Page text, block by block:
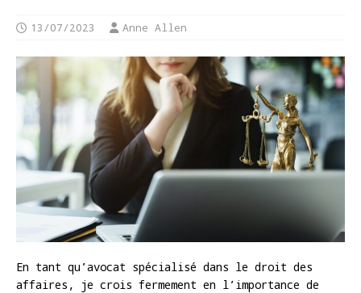
13/07/2023 Anne Allen
En tant qu’avocat spécialisé dans le droit des
affaires, je crois fermement en l’importance de